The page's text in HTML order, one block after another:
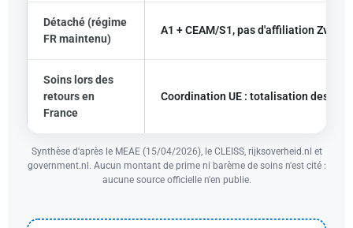
Détaché (régime
FR maintenu)
A1 + CEAM/S1, pas d'affiliation Zvw
Soins lors des
retours en
France
Coordination UE : totalisation des
Synthèse d'après le MEAE (15/04/2026), le CLEISS, rijksoverheid.nl et
government.nl. Aucun montant de prime ni barème de soins n'est cité :
aucune source officielle n'en publie.